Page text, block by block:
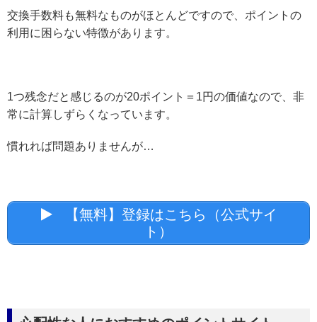
交換手数料も無料なものがほとんどですので、ポイントの
利用に困らない特徴があります。
1つ残念だと感じるのが20ポイント＝1円の価値なので、非
常に計算しずらくなっています。
慣れれば問題ありませんが…
【無料】登録はこちら（公式サイ
ト）